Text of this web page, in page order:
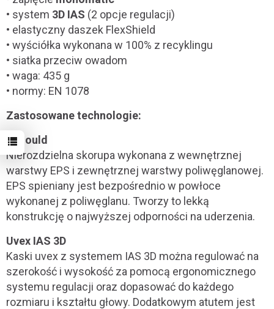
• system 3D IAS (2 opcje regulacji)
• elastyczny daszek FlexShield
• wyściółka wykonana w 100% z recyklingu
• siatka przeciw owadom
• waga: 435 g
• normy: EN 1078
Zastosowane technologie:
inmould
Nierozdzielna skorupa wykonana z wewnętrznej
warstwy EPS i zewnętrznej warstwy poliwęglanowej.
EPS spieniany jest bezpośrednio w powłoce
wykonanej z poliwęglanu. Tworzy to lekką
konstrukcję o najwyższej odporności na uderzenia.
Uvex IAS 3D
Kaski uvex z systemem IAS 3D można regulować na
szerokość i wysokość za pomocą ergonomicznego
systemu regulacji oraz dopasować do każdego
rozmiaru i kształtu głowy. Dodatkowym atutem jest